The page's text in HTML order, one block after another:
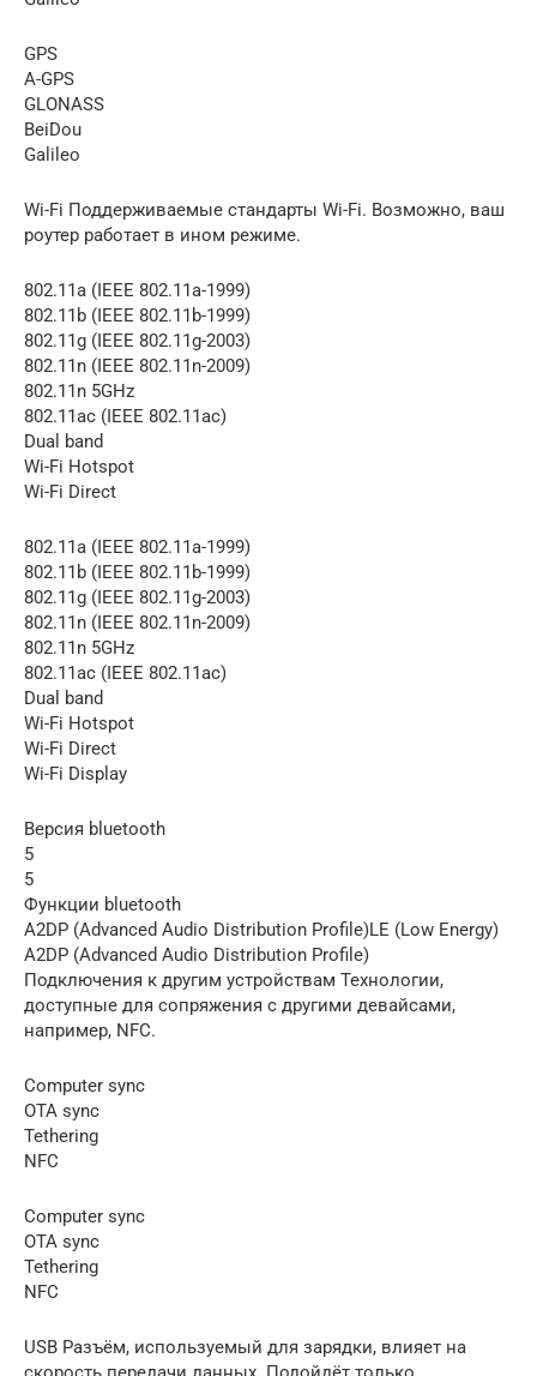
GPS
A-GPS
GLONASS
BeiDou
Galileo
Wi-Fi Поддерживаемые стандарты Wi-Fi. Возможно, ваш
роутер работает в ином режиме.
802.11a (IEEE 802.11a-1999)
802.11b (IEEE 802.11b-1999)
802.11g (IEEE 802.11g-2003)
802.11n (IEEE 802.11n-2009)
802.11n 5GHz
802.11ac (IEEE 802.11ac)
Dual band
Wi-Fi Hotspot
Wi-Fi Direct
802.11a (IEEE 802.11a-1999)
802.11b (IEEE 802.11b-1999)
802.11g (IEEE 802.11g-2003)
802.11n (IEEE 802.11n-2009)
802.11n 5GHz
802.11ac (IEEE 802.11ac)
Dual band
Wi-Fi Hotspot
Wi-Fi Direct
Wi-Fi Display
Версия bluetooth
5
5
Функции bluetooth
A2DP (Advanced Audio Distribution Profile)LE (Low Energy)
A2DP (Advanced Audio Distribution Profile)
Подключения к другим устройствам Технологии,
доступные для сопряжения с другими девайсами,
например, NFC.
Computer sync
OTA sync
Tethering
NFC
Computer sync
OTA sync
Tethering
NFC
USB Разъём, используемый для зарядки, влияет на